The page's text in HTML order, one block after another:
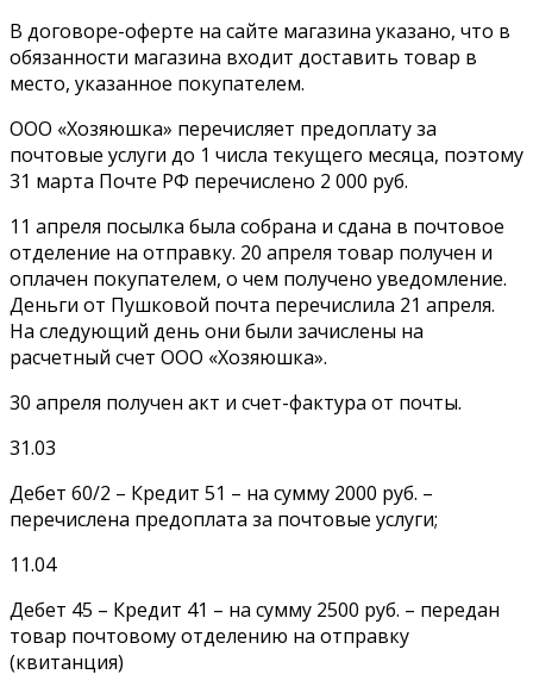
В договоре-оферте на сайте магазина указано, что в
обязанности магазина входит доставить товар в
место, указанное покупателем.
ООО «Хозяюшка» перечисляет предоплату за
почтовые услуги до 1 числа текущего месяца, поэтому
31 марта Почте РФ перечислено 2 000 руб.
11 апреля посылка была собрана и сдана в почтовое
отделение на отправку. 20 апреля товар получен и
оплачен покупателем, о чем получено уведомление.
Деньги от Пушковой почта перечислила 21 апреля.
На следующий день они были зачислены на
расчетный счет ООО «Хозяюшка».
30 апреля получен акт и счет-фактура от почты.
31.03
Дебет 60/2 – Кредит 51 – на сумму 2000 руб. –
перечислена предоплата за почтовые услуги;
11.04
Дебет 45 – Кредит 41 – на сумму 2500 руб. – передан
товар почтовому отделению на отправку
(квитанция)